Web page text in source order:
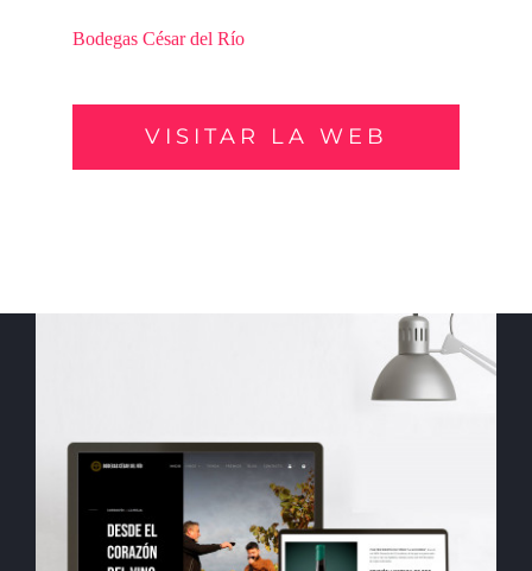
Bodegas César del Río
VISITAR LA WEB